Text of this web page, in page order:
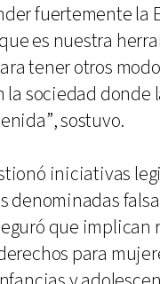
fuertemente la
es nuestra
tener otros
la sociedad donde
sostuvo.
iniciativas
denominadas
que implican
para